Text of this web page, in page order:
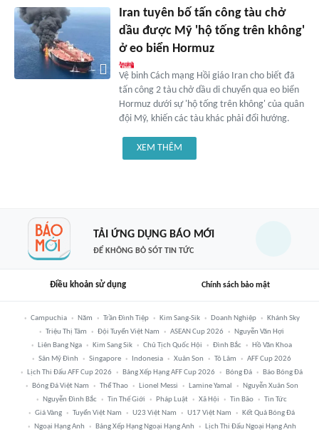
Iran tuyên bố tấn công tàu chở
dầu được Mỹ 'hộ tống trên không'
ở eo biển Hormuz
Vệ binh Cách mạng Hồi giáo Iran cho biết đã
tấn công 2 tàu chở dầu di chuyển qua eo biển
Hormuz dưới sự 'hộ tống trên không' của quân
đội Mỹ, khiến các tàu khác phải đổi hướng.
XEM THÊM
TẢI ỨNG DỤNG BÁO MỚI
ĐỂ KHÔNG BỎ SÓT TIN TỨC
Điều khoản sử dụng Chính sách bảo mật
Campuchia Năm Trần Đình Tiệp Kim Sang-Sik Doanh Nghiệp
Khánh Sky
Triệu Thị Tâm
Đội Tuyển Việt Nam ASEAN Cup 2026
Nguyễn Văn Hợi
Liên Bang Nga
Kim Sang Sik Chủ Tịch Quốc Hội Đình Bắc
Hồ Văn Khoa
Sân Mỹ Đình
Singapore Indonesia Xuân Son Tô Lâm
AFF Cup 2026
Lịch Thi Đấu AFF Cup 2026
Bảng Xếp Hạng AFF Cup 2026 Bóng Đá
Báo Bóng Đá
Bóng Đá Việt Nam
Thể Thao Lionel Messi Lamine Yamal
Nguyễn Xuân Son
Nguyễn Đình Bắc
Tin Thế Giới Pháp Luật Xã Hội Tin Bão
Tin Tức
Giá Vàng
Tuyển Việt Nam U23 Việt Nam U17 Việt Nam
Kết Quả Bóng Đá
Ngoại Hạng Anh
Bảng Xếp Hạng Ngoại Hạng Anh Lịch Thi Đấu Ngoại Hạng Anh